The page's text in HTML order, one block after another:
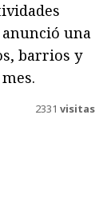
una
barrios y
2331 visitas